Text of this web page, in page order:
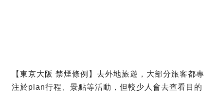
【東京大阪 禁煙條例】去外地旅遊，大部分旅客都專
注於plan行程、景點等活動，但較少人會去查看目的